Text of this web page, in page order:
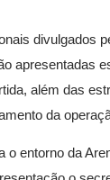
divulgados
apresentadas
além das
da
entorno da